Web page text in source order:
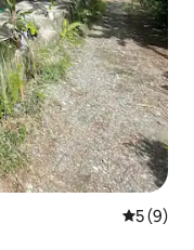
คะแนนเฉ
5 (9)